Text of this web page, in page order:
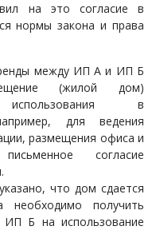
на это согласие в
нормы закона и права
между ИП А и ИП Б
(жилой дом)
в
для ведения
размещения офиса и
согласие
что дом сдается
необходимо получить
ИП Б на использование